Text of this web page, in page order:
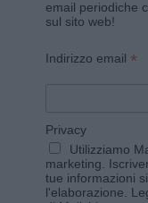
email periodiche
sul sito web!
Indirizzo email *
Privacy
Utilizziamo
marketing.
tue informazioni
l'elaborazione.